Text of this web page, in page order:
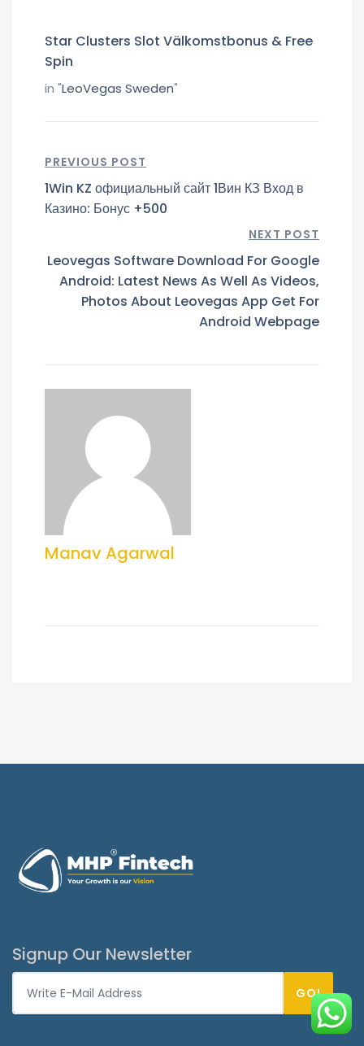
Star Clusters Slot Välkomstbonus & Free
Spin
in "LeoVegas Sweden"
PREVIOUS POST
1Win KZ официальный сайт 1Вин КЗ Вход в
Казино: Бонус +500
NEXT POST
Leovegas Software Download For Google
Android: Latest News As Well As Videos,
Photos About Leovegas App Get For
Android Webpage
Manav Agarwal
Signup Our Newsletter
GO!